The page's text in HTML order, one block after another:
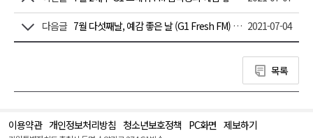
다음글 7월 다섯째날, 예감 좋은 날 (G1 Fresh FM) 월요일 신청곡 2021-07-04
목록
이용약관 개인정보처리방침 청소년보호정책 PC화면 제보하기